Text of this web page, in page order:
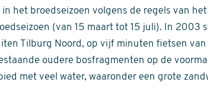
het broedseizoen volgens de regels van het
(van 15 maart tot 15 juli). In 2003
Tilburg Noord, op vijf minuten fietsen van
oudere bosfragmenten op de
met veel water, waaronder een grote